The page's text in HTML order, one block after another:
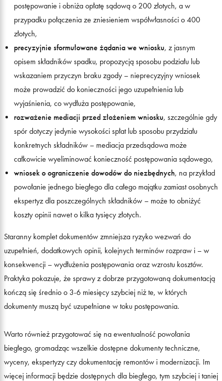
postępowanie i obniża opłatę sądową o 200 złotych, a w
przypadku połączenia ze zniesieniem współwłasności o 400
złotych,
precyzyjnie sformułowane żądania we wniosku, z jasnym
opisem składników spadku, propozycją sposobu podziału lub
wskazaniem przyczyn braku zgody – nieprecyzyjny wniosek
może prowadzić do konieczności jego uzupełnienia lub
wyjaśnienia, co wydłuża postępowanie,
rozważenie mediacji przed złożeniem wniosku, szczególnie gdy
spór dotyczy jedynie wysokości spłat lub sposobu przydziału
konkretnych składników – mediacja przedsądowa może
całkowicie wyeliminować konieczność postępowania sądowego,
wniosek o ograniczenie dowodów do niezbędnych, na przykład
powołanie jednego biegłego dla całego majątku zamiast osobnych
ekspertyz dla poszczególnych składników – może to obniżyć
koszty opinii nawet o kilka tysięcy złotych.
Staranny komplet dokumentów zmniejsza ryzyko wezwań do
uzupełnień, dodatkowych opinii, kolejnych terminów rozpraw i – w
konsekwencji – wydłużenia postępowania oraz wzrostu kosztów.
Praktyka pokazuje, że sprawy z dobrze przygotowaną dokumentacją
kończą się średnio o 3-6 miesięcy szybciej niż te, w których
dokumenty muszą być uzupełniane w toku postępowania.
Warto również przygotować się na ewentualność powołania
biegłego, gromadząc wszelkie dostępne dokumenty techniczne,
wyceny, ekspertyzy czy dokumentację remontów i modernizacji. Im
więcej informacji będzie dostępnych dla biegłego, tym szybciej i taniej